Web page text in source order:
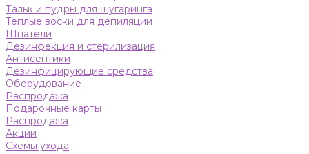
Тальк и пудры для шугаринга
Теплые воски для депиляции
Шпатели
Дезинфекция и стерилизация
Антисептики
Дезинфицирующие средства
Оборудование
Распродажа
Подарочные карты
Распродажа
Акции
Схемы ухода